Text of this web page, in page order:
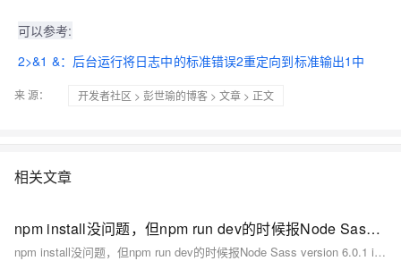
可以参考:
2>&1 &：后台运行将日志中的标准错误2重定向到标准输出1中
来 源： 开发者社区 > 彭世瑜的博客 > 文章 > 正文
相关文章
npm install没问题，但npm run dev的时候报Node Sass version 6.0.1 is incompatible with ^4.0.0 ^5.0.0
npm install没问题，但npm run dev的时候报Node Sass version 6.0.1 is incompatible with ^4.0.0 ^5.0.0